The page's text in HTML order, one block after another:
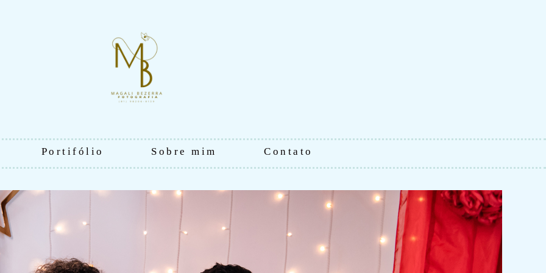
Portifólio Sobre mim Contato